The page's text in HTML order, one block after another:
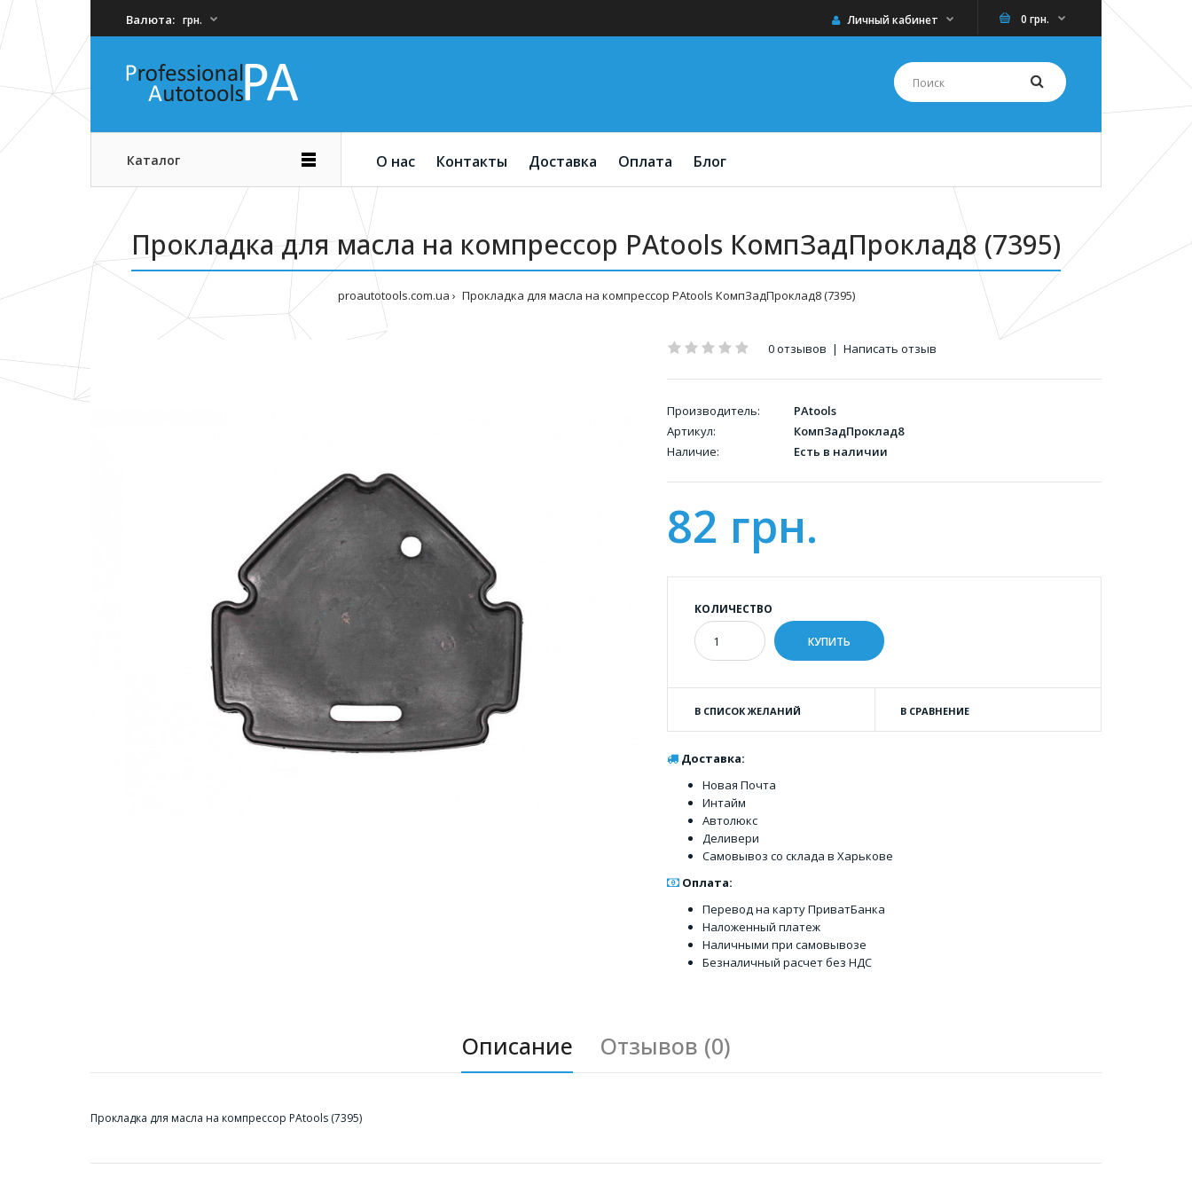
0 грн.
Личный кабинет
Валюта: грн.
Каталог О нас Контакты Доставка Оплата Блог
Прокладка для масла на компрессор PAtools КомпЗадПроклад8 (7395)
proautotools.com.ua Прокладка для масла на компрессор PAtools КомпЗадПроклад8 (7395)
0 отзывов | Написать отзыв
Производитель:
PAtools
Артикул:
КомпЗадПроклад8
Наличие:
Есть в наличии
82 грн.
КОЛИЧЕСТВО
В СПИСОК ЖЕЛАНИЙ В СРАВНЕНИЕ
Доставка:
Новая Почта
Интайм
Автолюкс
Деливери
Самовывоз со склада в Харькове
Оплата:
Перевод на карту ПриватБанка
Наложенный платеж
Наличными при самовывозе
Безналичный расчет без НДС
Описание Отзывов (0)
Прокладка для масла на компрессор PAtools (7395)